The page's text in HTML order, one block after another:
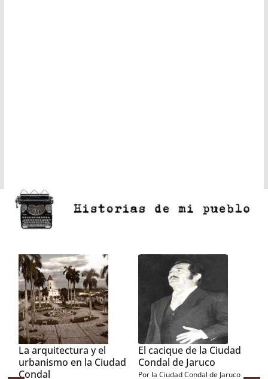
¿Qué significados tuvo
la creación de la Ciudad
Condal?
La historia de Jaruco
contada por una casa
Los sitios antiguos siempre